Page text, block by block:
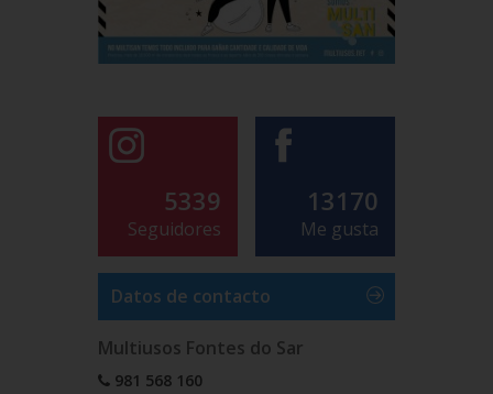
5339
Seguidores
13170
Me gusta
Datos de contacto
Multiusos Fontes do Sar
981 568 160